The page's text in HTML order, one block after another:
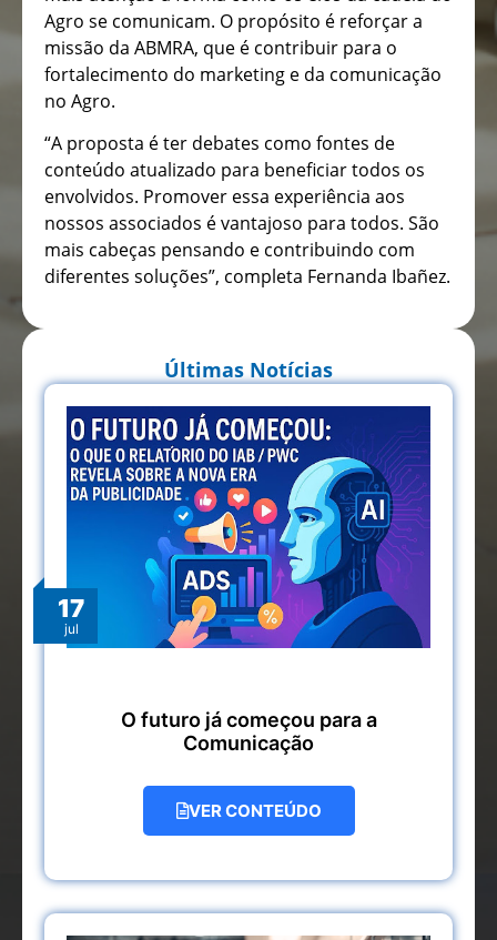
Agro se comunicam. O propósito é reforçar a
missão da ABMRA, que é contribuir para o
fortalecimento do marketing e da comunicação
no Agro.
“A proposta é ter debates como fontes de
conteúdo atualizado para beneficiar todos os
envolvidos. Promover essa experiência aos
nossos associados é vantajoso para todos. São
mais cabeças pensando e contribuindo com
diferentes soluções”, completa Fernanda Ibañez.
Últimas Notícias
17
jul
O futuro já começou para a
Comunicação
VER CONTEÚDO